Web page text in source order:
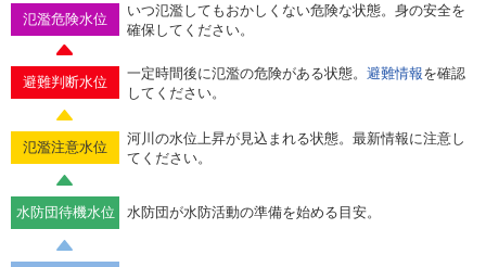
氾濫危険水位
いつ氾濫してもおかしくない危険な状態。身の安全を
確保してください。
避難判断水位
一定時間後に氾濫の危険がある状態。 避難情報を確認
してください。
氾濫注意水位
河川の水位上昇が見込まれる状態。最新情報に注意し
てください。
水防団待機水位 水防団が水防活動の準備を始める目安。